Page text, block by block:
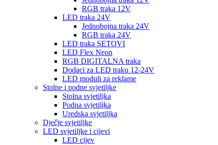
RGB traka 12V
LED traka 24V
Jednobojna traka 24V
RGB traka 24V
LED traka SETOVI
LED Flex Neon
RGB DIGITALNA traka
Dodaci za LED traku 12-24V
LED moduli za reklame
Stolne i podne svjetiljke
Stolna svjetiljka
Podna svjetiljka
Uredska svjetiljka
Dječje svjetiljke
LED svjetiljke i cijevi
LED cijev